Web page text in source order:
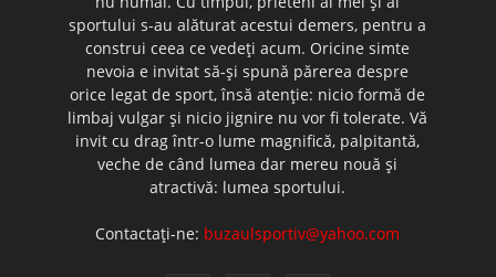
sportului s-au alăturat acestui demers, pentru a
construi ceea ce vedeţi acum. Oricine simte
nevoia e invitat să-şi spună părerea despre
orice legat de sport, însă atenţie: nicio formă de
limbaj vulgar şi nicio jignire nu vor fi tolerate. Vă
invit cu drag într-o lume magnifică, palpitantă,
veche de când lumea dar mereu nouă şi
atractivă: lumea sportului.
Contactați-ne: buzaulsportiv@yahoo.com